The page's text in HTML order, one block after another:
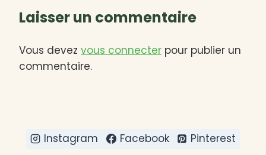
Laisser un commentaire
Vous devez vous connecter pour publier un
commentaire.
Instagram Facebook Pinterest